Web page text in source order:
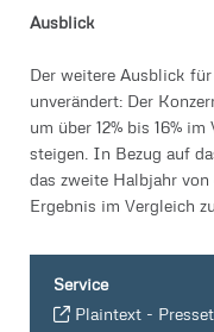
Ausblick
Der weitere Ausblick
unverändert: Der
um über 12% bis 16%
steigen. In Bezug auf
das zweite Halbjahr
Ergebnis im Vergleich
Service
Plaintext -